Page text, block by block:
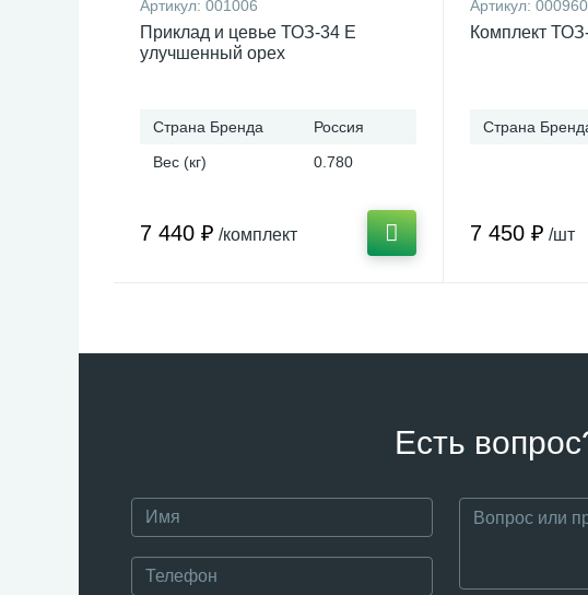
Артикул: 001006
Приклад и цевье ТОЗ-34 Е
улучшенный орех
Страна Бренда
Россия
Вес (кг)
0.780
7 440 ₽ /комплект
Артикул: 000960
Комплект
Страна
7 450 ₽ /шт
Есть